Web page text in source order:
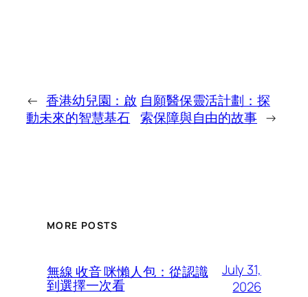
← 香港幼兒園：啟
動未來的智慧基石
自願醫保靈活計劃：探
索保障與自由的故事 →
MORE POSTS
無線 收音 咪懶人包：從認識
到選擇一次看
July 31,
2026